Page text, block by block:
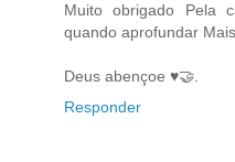
Muito obrigado Pela
quando aprofundar
Deus abençoe ♥️🤝.
Responder